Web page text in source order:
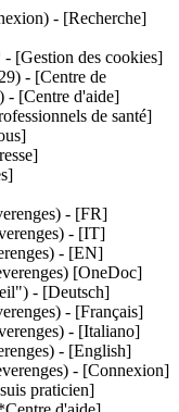
- [Recherche]
[Gestion des cookies]
- [Centre de
- [Centre d'aide]
de santé]
- [FR]
- [IT]
- [EN]
[OneDoc]
- [Deutsch]
- [Français]
- [Italiano]
- [English]
- [Connexion]
praticien]